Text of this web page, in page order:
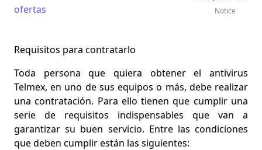
ofertas
Notice
Requisitos para contratarlo
Toda persona que quiera obtener el antivirus
Telmex, en uno de sus equipos o más, debe realizar
una contratación. Para ellotienen que cumplir una
serie de requisitos indispensables que van a
garantizar su buen servicio. Entre las condiciones
que deben cumplir están las siguientes: